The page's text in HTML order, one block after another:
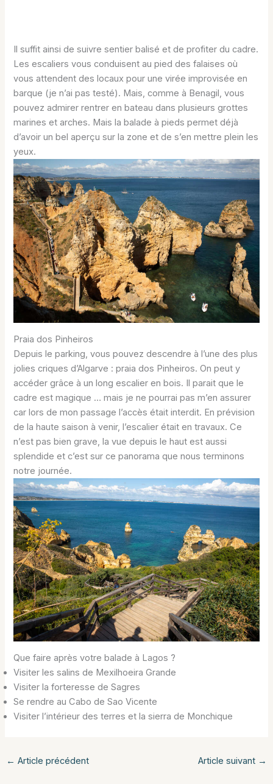
Il suffit ainsi de suivre sentier balisé et de profiter du cadre.
Les escaliers vous conduisent au pied des falaises où
vous attendent des locaux pour une virée improvisée en
barque (je n’ai pas testé). Mais, comme à Benagil, vous
pouvez admirer rentrer en bateau dans plusieurs grottes
marines et arches. Mais la balade à pieds permet déjà
d’avoir un bel aperçu sur la zone et de s’en mettre plein les
yeux.
Praia dos Pinheiros
Depuis le parking, vous pouvez descendre à l’une des plus
jolies criques d’Algarve : praia dos Pinheiros. On peut y
accéder grâce à un long escalier en bois. Il parait que le
cadre est magique … mais je ne pourrai pas m’en assurer
car lors de mon passage l’accès était interdit. En prévision
de la haute saison à venir, l’escalier était en travaux. Ce
n’est pas bien grave, la vue depuis le haut est aussi
splendide et c’est sur ce panorama que nous terminons
notre journée.
Que faire après votre balade à Lagos ?
Visiter les salins de Mexilhoeira Grande
Visiter la forteresse de Sagres
Se rendre au Cabo de Sao Vicente
Visiter l’intérieur des terres et la sierra de Monchique
← Article précédent Article suivant →